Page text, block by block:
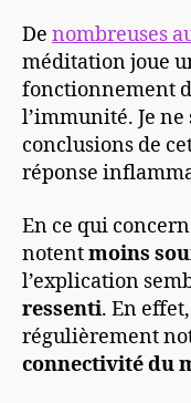
De nombreuses
méditation joue
fonctionnement
l’immunité. Je ne
conclusions de
réponse
En ce qui
notentmoins
l’explication
ressenti. En
régulièrement
connectivité du